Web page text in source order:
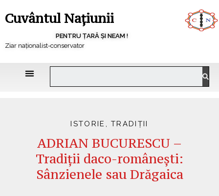
Cuvântul Națiunii
PENTRU ȚARĂ ȘI NEAM !
Ziar naționalist-conservator
ISTORIE ,TRADIȚII
ADRIAN BUCURESCU –
Tradiții daco-românești:
Sânzienele sau Drăgaica